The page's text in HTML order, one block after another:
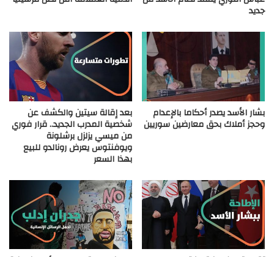
جديد
بشار الأسد يصدر أحكاما بالإعدام
وحجز أملاك بحق معارضين سوريين
بعد إقالة سيتين والكشف عن
شخصية المدرب الجديد.. قرار فوري
من ميسي يزلزل برشلونة
ويوفنتوس يعرض رونالدو للبيع
بهذا السعر